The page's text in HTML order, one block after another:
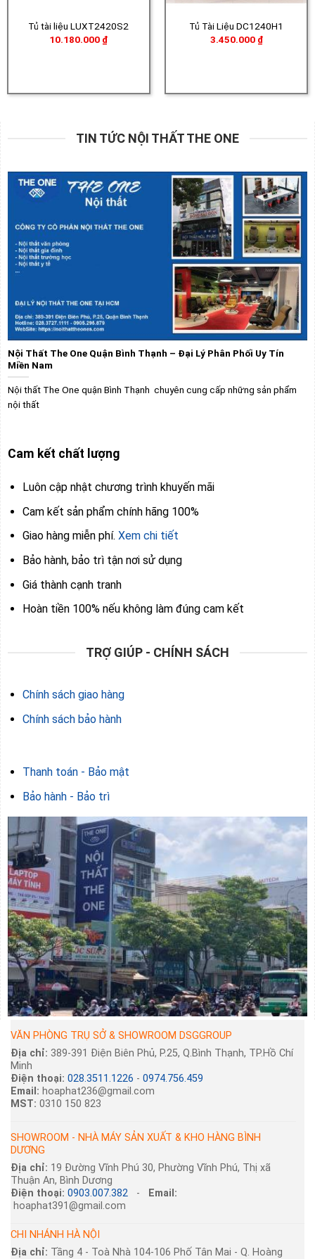
Tủ tài liệu LUXT2420S2
10.180.000 ₫
Tủ Tài Liệu DC1240H1
3.450.000 ₫
TIN TỨC NỘI THẤT THE ONE
Nội Thất The One Quận Bình Thạnh – Đại Lý Phân Phối Uy Tín
Miền Nam
Nội thất The One quận Bình Thạnh chuyên cung cấp những sản phẩm
nội thất
Cam kết chất lượng
Luôn cập nhật chương trình khuyến mãi
Cam kết sản phẩm chính hãng 100%
Giao hàng miễn phí. Xem chi tiết
Bảo hành, bảo trì tận nơi sử dụng
Giá thành cạnh tranh
Hoàn tiền 100% nếu không làm đúng cam kết
TRỢ GIÚP - CHÍNH SÁCH
Chính sách giao hàng
Chính sách bảo hành
Thanh toán - Bảo mật
Bảo hành - Bảo trì
VĂN PHÒNG TRỤ SỞ & SHOWROOM DSGGROUP
Địa chỉ: 389-391 Điện Biên Phủ, P.25, Q.Bình Thạnh, TP.Hồ Chí
Minh
Điện thoại: 028.3511.1226 - 0974.756.459
Email: hoaphat236@gmail.com
MST: 0310 150 823
SHOWROOM - NHÀ MÁY SẢN XUẤT & KHO HÀNG BÌNH
DƯƠNG
Địa chỉ: 19 Đường Vĩnh Phú 30, Phường Vĩnh Phú, Thị xã
Thuận An, Bình Dương
Điện thoại: 0903.007.382- Email:
hoaphat391@gmail.com
CHI NHÁNH HÀ NỘI
Địa chỉ: Tầng 4 - Toà Nhà 104-106 Phố Tân Mai - Q. Hoàng